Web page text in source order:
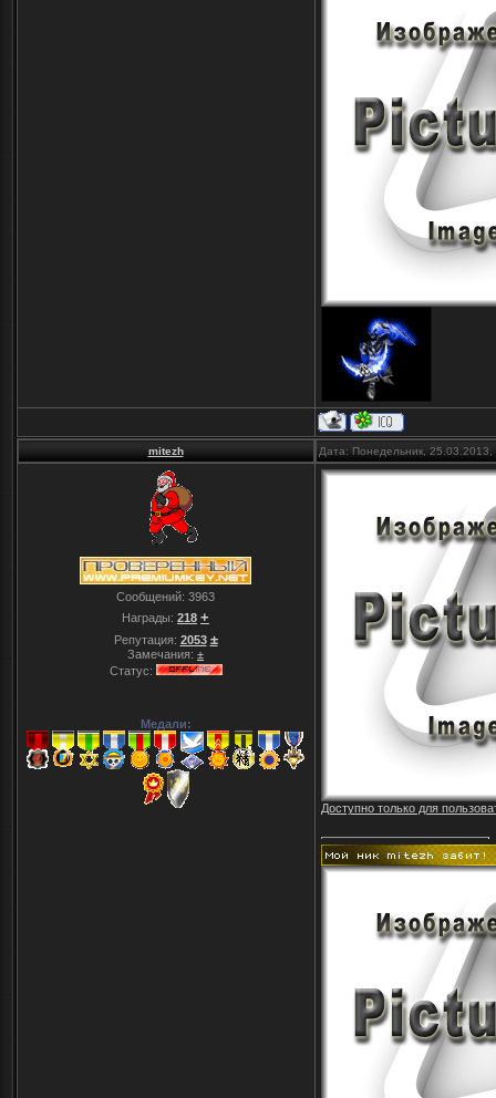
mitezh Дата: Понедельник,
Сообщений: 3963
Награды: 218 +
Репутация: 2053 ±
Замечания: ±
Статус:
Медали:
Доступно только для